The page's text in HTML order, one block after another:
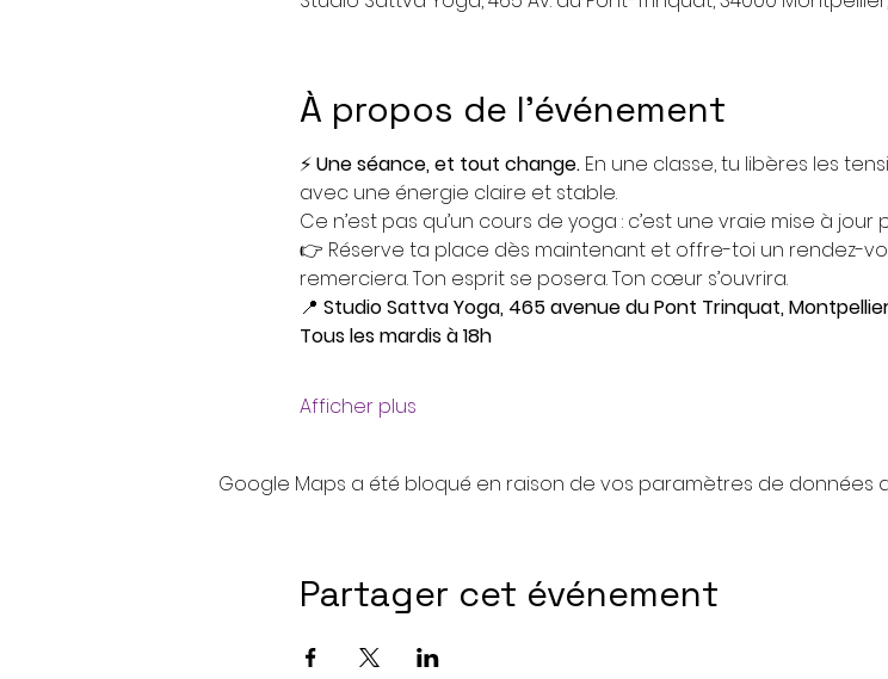
À propos de l'événement
⚡ Une séance, et tout change. En une classe, tu libères les
avec une énergie claire et stable.
Ce n’est pas qu’un cours de yoga : c’est une vraie mise à
👉 Réserve ta place dès maintenant et offre-toi un rendez-
remerciera. Ton esprit se posera. Ton cœur s’ouvrira.
📍 Studio Sattva Yoga, 465 avenue du Pont Trinquat,
Tous les mardis à 18h
Afficher plus
Google Maps a été bloqué en raison de vos paramètres de données
Partager cet événement